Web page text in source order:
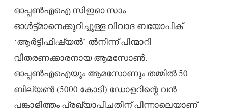
ഓപ്പൺഎഐ സിഇഓ സാം
ഓൾട്ട്മാനെക്കുറിച്ചുള്ള വിവാദ ബയോപിക്
‘ആർട്ടിഫിഷ്യൽ’ ൽനിന്ന് പിന്മാറി
വിതരണക്കാരനായ ആമസോൺ.
ഓപ്പൺഎഐയും ആമസോണും തമ്മിൽ 50
ബില്യൺ (5000 കോടി) ഡോളറിന്റെ വൻ
പങ്കാളിത്തം പ്രഖ്യാപിച്ചതിന് പിന്നാലെയാണ്